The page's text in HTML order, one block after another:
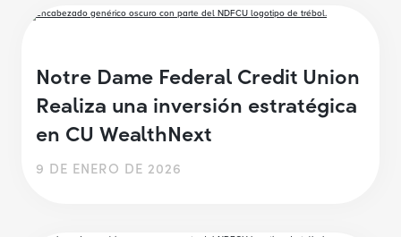
Notre Dame Federal Credit Union
Realiza una inversión estratégica
en CU WealthNext
9 DE ENERO DE 2026